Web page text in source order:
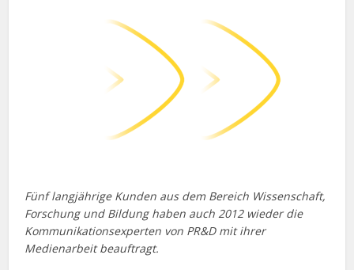
Fünf langjährige Kunden aus dem Bereich Wissenschaft,
Forschung und Bildung haben auch 2012 wieder die
Kommunikationsexperten von PR&D mit ihrer
Medienarbeit beauftragt.